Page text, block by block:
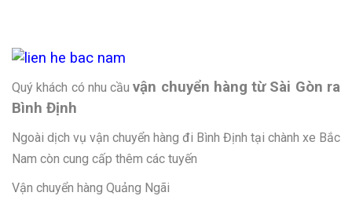
Quý khách có nhu cầuvận chuyển hàng từ Sài Gòn ra
Bình Định
Ngoài dịch vụ vận chuyển hàng đi Bình Định tại chành xe Bắc
Nam còn cung cấp thêm các tuyến
Vận chuyển hàng Quảng Ngãi